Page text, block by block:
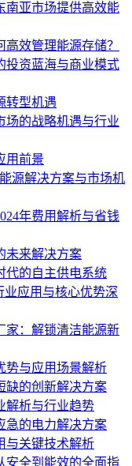
南亚市场提供高效能
效管理能源存储？
投资蓝海与商业模式
转型机遇
场的战略机遇与行业
用前景
源解决方案与市场机
年费用解析与省钱
未来解决方案
代的自主供电系统
业应用与核心优势深
家：解锁清洁能源新
势与应用场景解析
缺的创新解决方案
解析与行业趋势
急的电力解决方案
与关键技术解析
安全到能效的全面指